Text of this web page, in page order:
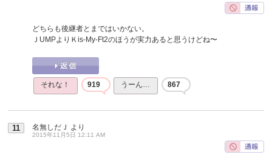
どちらも後継者とまではいかない。
ＪUMPよりＫis-My-Ft2のほうが実力あると思うけどね〜
それな！ 919 うーん… 867
11 名無しだＪ より
2015年11月5日 12:11 AM